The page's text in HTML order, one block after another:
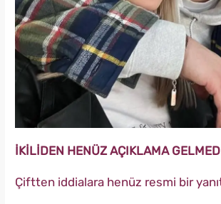
İKİLİDEN HENÜZ AÇIKLAMA
Çiftten iddialara henüz resmi bir